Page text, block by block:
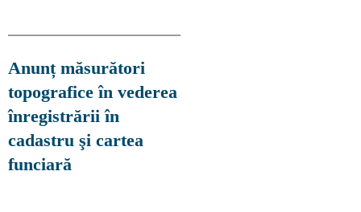
Anunț măsurători
topografice în vederea
înregistrării în
cadastru şi cartea
funciară